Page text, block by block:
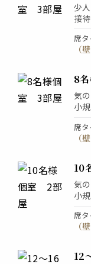
少
接
席
（
8
気
小
席
（
気
小
席
（